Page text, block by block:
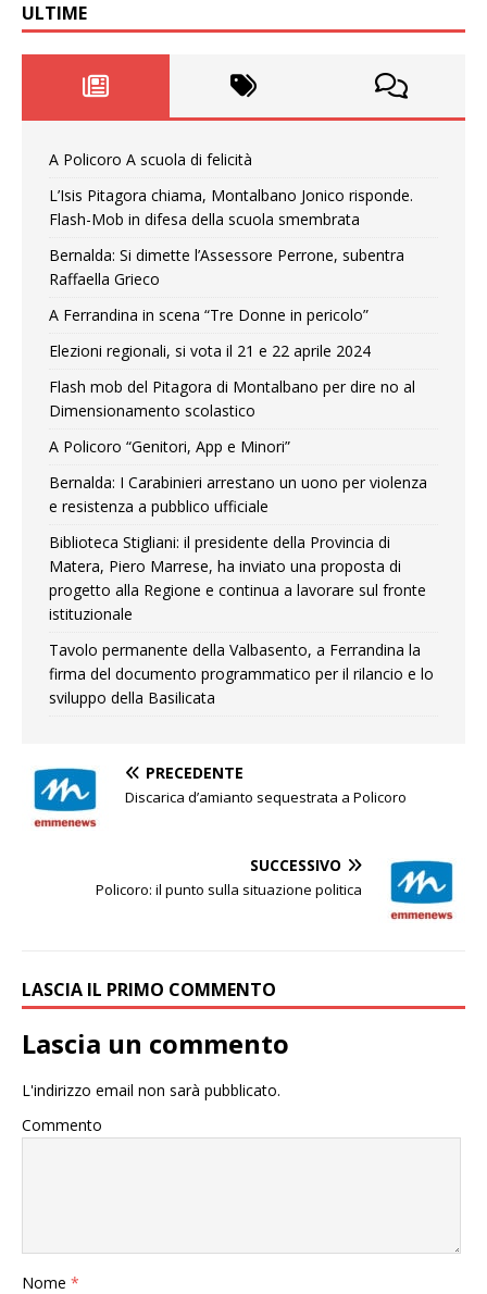
ULTIME
A Policoro A scuola di felicità
L’Isis Pitagora chiama, Montalbano Jonico risponde.
Flash-Mob in difesa della scuola smembrata
Bernalda: Si dimette l’Assessore Perrone, subentra
Raffaella Grieco
A Ferrandina in scena “Tre Donne in pericolo”
Elezioni regionali, si vota il 21 e 22 aprile 2024
Flash mob del Pitagora di Montalbano per dire no al
Dimensionamento scolastico
A Policoro “Genitori, App e Minori”
Bernalda: I Carabinieri arrestano un uono per violenza
e resistenza a pubblico ufficiale
Biblioteca Stigliani: il presidente della Provincia di
Matera, Piero Marrese, ha inviato una proposta di
progetto alla Regione e continua a lavorare sul fronte
istituzionale
Tavolo permanente della Valbasento, a Ferrandina la
firma del documento programmatico per il rilancio e lo
sviluppo della Basilicata
PRECEDENTE
Discarica d’amianto sequestrata a Policoro
SUCCESSIVO
Policoro: il punto sulla situazione politica
LASCIA IL PRIMO COMMENTO
Lascia un commento
L'indirizzo email non sarà pubblicato.
Commento
Nome *